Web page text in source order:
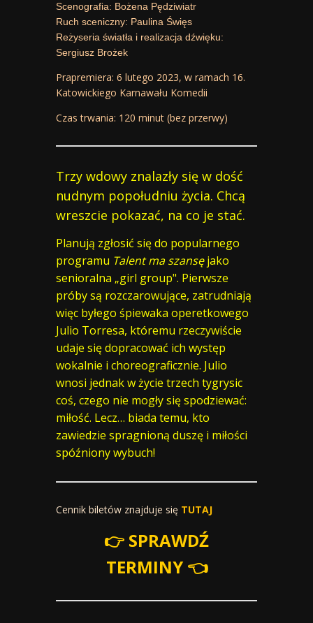
Scenografia: Bożena Pędziwiatr
Ruch sceniczny: Paulina Święs
Reżyseria światła i realizacja dźwięku:
Sergiusz Brożek
Prapremiera: 6 lutego 2023, w ramach 16.
Katowickiego Karnawału Komedii
Czas trwania: 120 minut (bez przerwy)
Trzy wdowy znalazły się w dość
nudnym popołudniu życia. Chcą
wreszcie pokazać, na co je stać.
Planują zgłosić się do popularnego
programu Talent ma szansęjako
senioralna „girl group". Pierwsze
próby są rozczarowujące, zatrudniają
więc byłego śpiewaka operetkowego
Julio Torresa, któremu rzeczywiście
udaje się dopracować ich występ
wokalnie i choreograficznie. Julio
wnosi jednak w życie trzech tygrysic
coś, czego nie mogły się spodziewać:
miłość. Lecz… biada temu, kto
zawiedzie spragnioną duszę i miłości
spóźniony wybuch!
Cennik biletów znajduje się TUTAJ
👉 SPRAWDŹ
TERMINY 👈